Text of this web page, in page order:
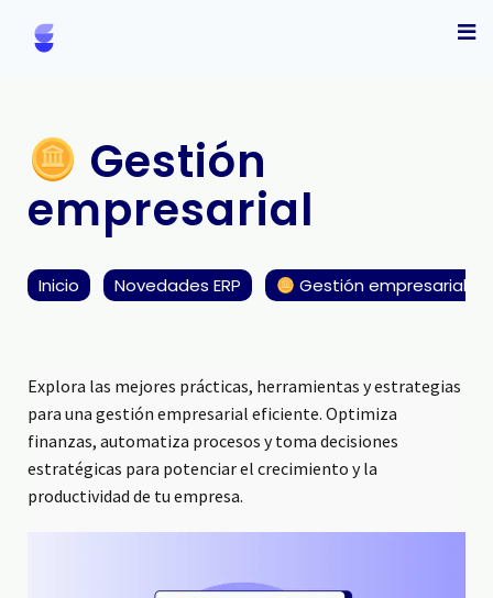
Gestión
empresarial
Inicio Novedades ERP Gestión empresarial
Explora las mejores prácticas, herramientas y estrategias
para una gestión empresarial eficiente. Optimiza
finanzas, automatiza procesos y toma decisiones
estratégicas para potenciar el crecimiento y la
productividad de tu empresa.